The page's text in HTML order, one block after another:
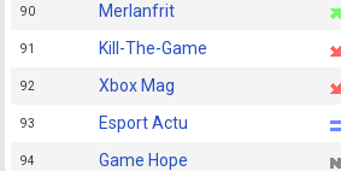
90 Merlanfrit
91 Kill-The-Game
92 Xbox Mag
93 Esport Actu
94 Game Hope